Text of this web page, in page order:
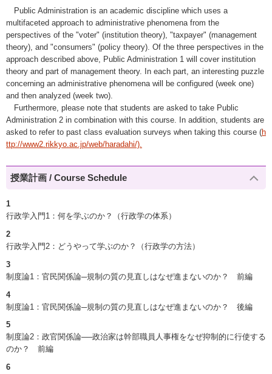
Public Administration is an academic discipline which uses a
multifaceted approach to administrative phenomena from the
perspectives of the "voter" (institution theory), "taxpayer" (management
theory), and "consumers" (policy theory). Of the three perspectives in the
approach described above, Public Administration 1 will cover institution
theory and part of management theory. In each part, an interesting puzzle
concerning an administrative phenomena will be configured (week one)
and then analyzed (week two).
Furthermore, please note that students are asked to take Public
Administration 2 in combination with this course. In addition, students are
asked to refer to past class evaluation surveys when taking this course (h
ttp://www2.rikkyo.ac.jp/web/haradahi/).
授業計画 / Course Schedule
1
行政学入門1：何を学ぶのか？（行政学の体系）
2
行政学入門2：どうやって学ぶのか？（行政学の方法）
3
制度論1：官民関係論─規制の質の見直しはなぜ進まないのか？ 前編
4
制度論1：官民関係論─規制の質の見直しはなぜ進まないのか？ 後編
5
制度論2：政官関係論──政治家は幹部職員人事権をなぜ抑制的に行使する
のか？ 前編
6